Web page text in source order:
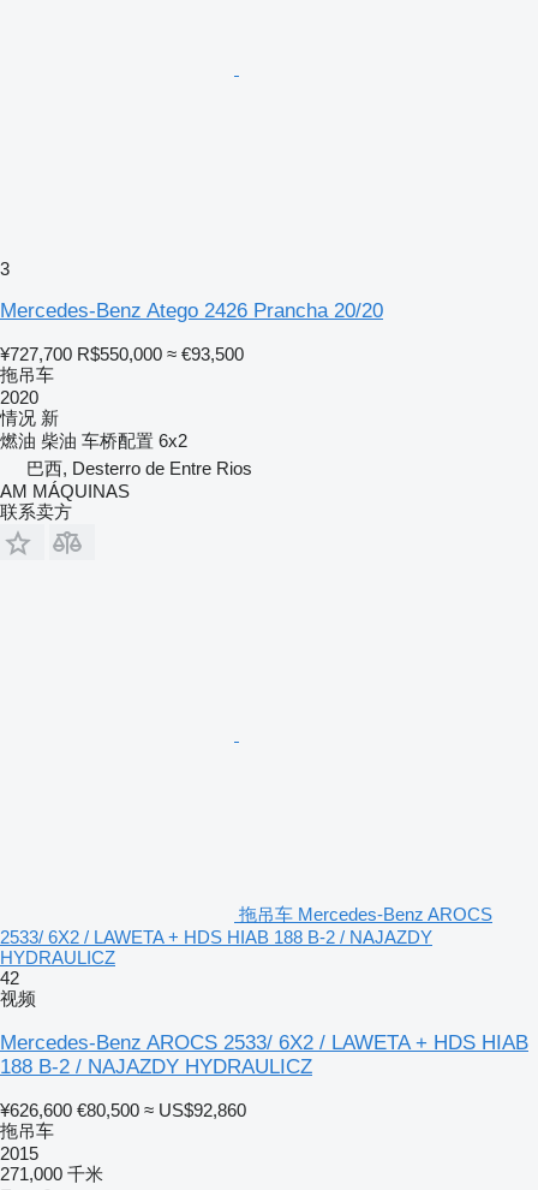
3
Mercedes-Benz Atego 2426 Prancha 20/20
¥727,700 R$550,000 ≈ €93,500
拖吊车
2020
情况 新
燃油 柴油 车桥配置 6x2
巴西, Desterro de Entre Rios
AM MÁQUINAS
联系卖方
拖吊车 Mercedes-Benz AROCS
2533/ 6X2 / LAWETA + HDS HIAB 188 B-2 / NAJAZDY
HYDRAULICZ
42
视频
Mercedes-Benz AROCS 2533/ 6X2 / LAWETA + HDS HIAB
188 B-2 / NAJAZDY HYDRAULICZ
¥626,600 €80,500 ≈ US$92,860
拖吊车
2015
271,000 千米